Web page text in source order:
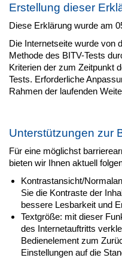
Erstellung dieser
Diese Erklärung wurde am
Die Internetseite wurde von
Methode des BITV-Tests
Kriterien der zum Zeitpunkt
Tests. Erforderliche
Rahmen der laufenden
Unterstützungen zur
Für eine möglichst
bieten wir Ihnen aktuell
Kontrastansicht/
Sie die Kontraste der
bessere Lesbarkeit und
Textgröße: mit dieser
des Internetauftritts
Bedienelement zum
Einstellungen auf die